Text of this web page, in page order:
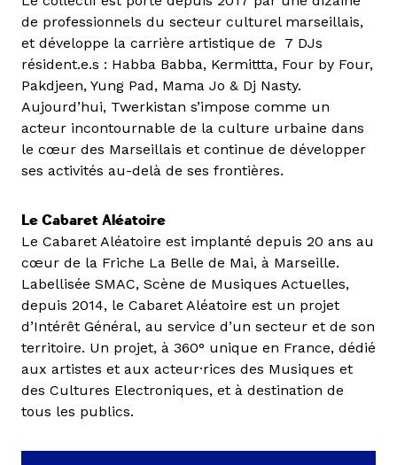
de professionnels du secteur culturel marseillais,
et développe la carrière artistique de 7 DJs
résident.e.s : Habba Babba, Kermittta, Four by Four,
Pakdjeen, Yung Pad, Mama Jo & Dj Nasty.
Aujourd’hui, Twerkistan s’impose comme un
acteur incontournable de la culture urbaine dans
le cœur des Marseillais et continue de développer
ses activités au-delà de ses frontières.
Le Cabaret Aléatoire
Le Cabaret Aléatoire est implanté depuis 20 ans au
cœur de la Friche La Belle de Mai, à Marseille.
Labellisée SMAC, Scène de Musiques Actuelles,
depuis 2014, le Cabaret Aléatoire est un projet
d’Intérêt Général, au service d’un secteur et de son
territoire. Un projet, à 360° unique en France, dédié
aux artistes et aux acteur·rices des Musiques et
des Cultures Electroniques, et à destination de
tous les publics.